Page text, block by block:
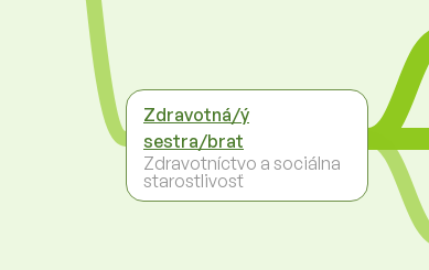
Zdravotná/ý
sestra/brat
Zdravotníctvo a sociálna
starostlivosť